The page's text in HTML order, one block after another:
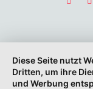
Diese Seite nutzt
Dritten, um ihre
und Werbung